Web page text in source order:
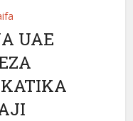
UAE